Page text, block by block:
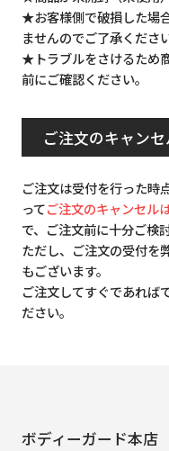
★お客様側で破損した場
ませんのでご了承ください
★トラブルをさけるため
前にご確認ください。
ご注文のキャン
ご注文は受付を行った時
ってご注文のキャンセル
で、ご注文前に十分ご検
ただし、ご注文の受付を
もございます。
ご注文してすぐであれば
ださい。
ボディーガード本店